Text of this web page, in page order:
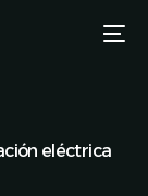
eléctrica